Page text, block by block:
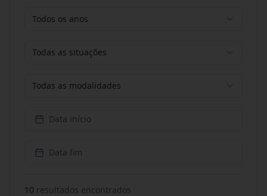
Todos os anos
Todas as situações
Todas as modalidades
Data início
Data fim
10 resultados encontrados